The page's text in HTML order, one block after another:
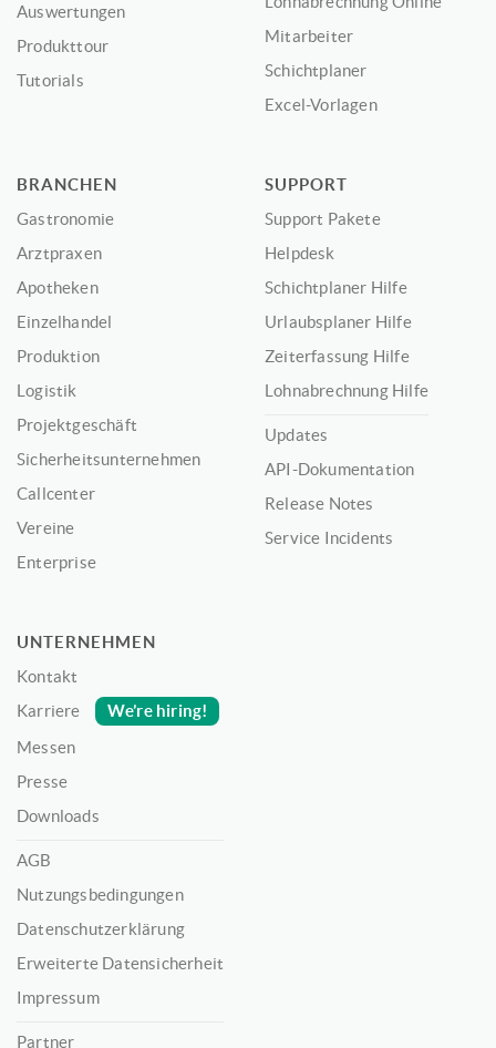
Auswertungen
Produkttour
Tutorials
Mitarbeiter
Schichtplaner
Excel-Vorlagen
BRANCHEN
Gastronomie
Arztpraxen
Apotheken
Einzelhandel
Produktion
Logistik
Projektgeschäft
Sicherheitsunternehmen
Callcenter
Vereine
Enterprise
SUPPORT
Support Pakete
Helpdesk
Schichtplaner Hilfe
Urlaubsplaner Hilfe
Zeiterfassung Hilfe
Lohnabrechnung Hilfe
Updates
API-Dokumentation
Release Notes
Service Incidents
UNTERNEHMEN
Kontakt
Karriere
We’re hiring!
Messen
Presse
Downloads
AGB
Nutzungsbedingungen
Datenschutzerklärung
Erweiterte Datensicherheit
Impressum
Partner